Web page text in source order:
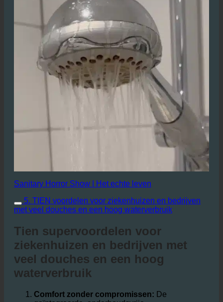
Sanitary Horror Show | Het echte leven
met veel douches en een hoog waterverbruik
Tien supervoordelen voor
ziekenhuizen en bedrijven met
veel douches en een hoog
waterverbruik